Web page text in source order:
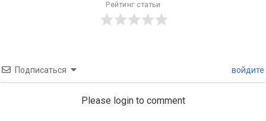
Рейтинг статьи
Подписаться войдите
Please login to comment